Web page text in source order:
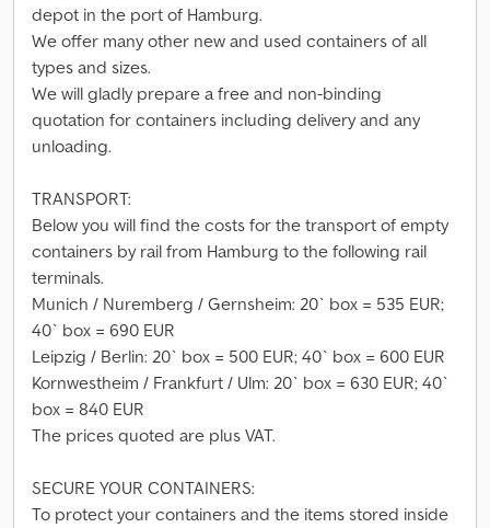
depot in the port of Hamburg.
We offer many other new and used containers of all
types and sizes.
We will gladly prepare a free and non-binding
quotation for containers including delivery and any
unloading.
TRANSPORT:
Below you will find the costs for the transport of empty
containers by rail from Hamburg to the following rail
terminals.
Munich / Nuremberg / Gernsheim: 20` box = 535 EUR;
40` box = 690 EUR
Leipzig / Berlin: 20` box = 500 EUR; 40` box = 600 EUR
Kornwestheim / Frankfurt / Ulm: 20` box = 630 EUR; 40`
box = 840 EUR
The prices quoted are plus VAT.
SECURE YOUR CONTAINERS:
To protect your containers and the items stored inside